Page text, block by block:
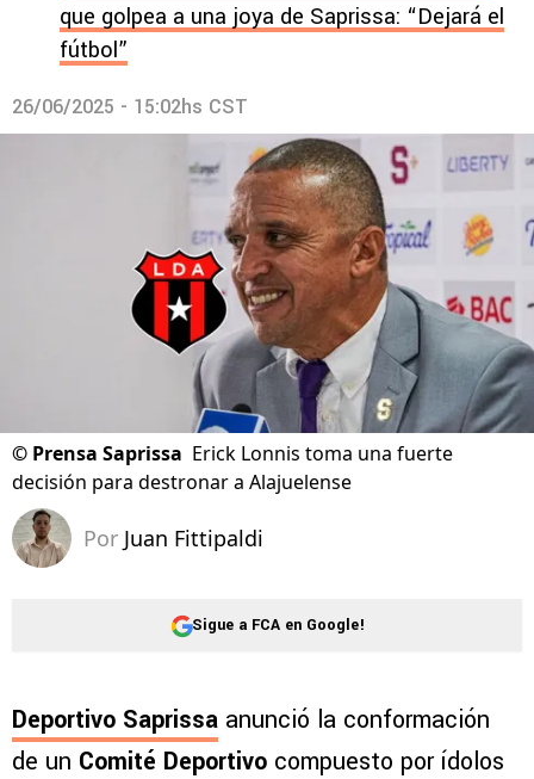
que golpea a una joya de Saprissa: “Dejará el
fútbol”
26/06/2025 - 15:02hs CST
© Prensa Saprissa Erick Lonnis toma una fuerte
decisión para destronar a Alajuelense
Por Juan Fittipaldi
Sigue a FCA en Google!
Deportivo Saprissa anunció la conformación
de un Comité Deportivo compuesto por ídolos